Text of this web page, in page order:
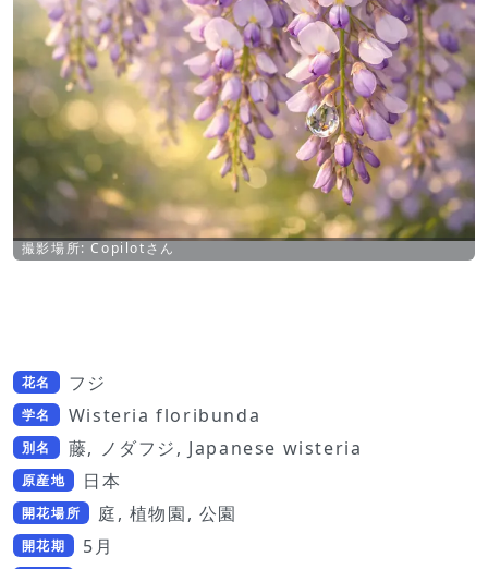
撮影場所: Copilotさん
花名 フジ
学名 Wisteria floribunda
別名 藤, ノダフジ, Japanese wisteria
原産地 日本
開花場所 庭, 植物園, 公園
開花期 5月